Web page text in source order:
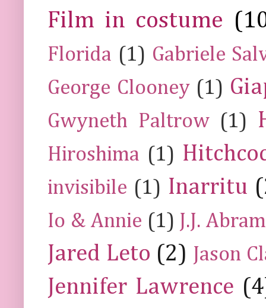
Film in costume
Florida (1) Gabriele
George Clooney (1)
Gwyneth Paltrow (1)
Hiroshima (1)
invisibile (1) Inarritu
Io & Annie (1) J.J.
Jared Leto (2) Jason
Jennifer Lawrence